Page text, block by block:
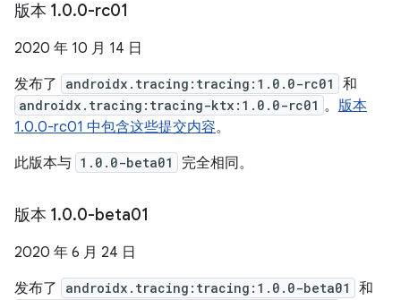
版本 1.0.0-rc01
2020 年 10 月 14 日
发布了
androidx.tracing:tracing:1.0.0-rc01 和
androidx.tracing:tracing-ktx:1.0.0-rc01 。 版本
1.0.0-rc01 中包含这些提交内容。
此版本与 1.0.0-beta01 完全相同。
版本 1.0.0-beta01
2020 年 6 月 24 日
发布了
androidx.tracing:tracing:1.0.0-beta01 和